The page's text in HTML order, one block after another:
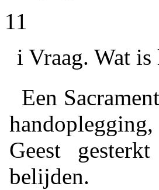
11
i Vraag. Wat is
Een
Geest
belijden.